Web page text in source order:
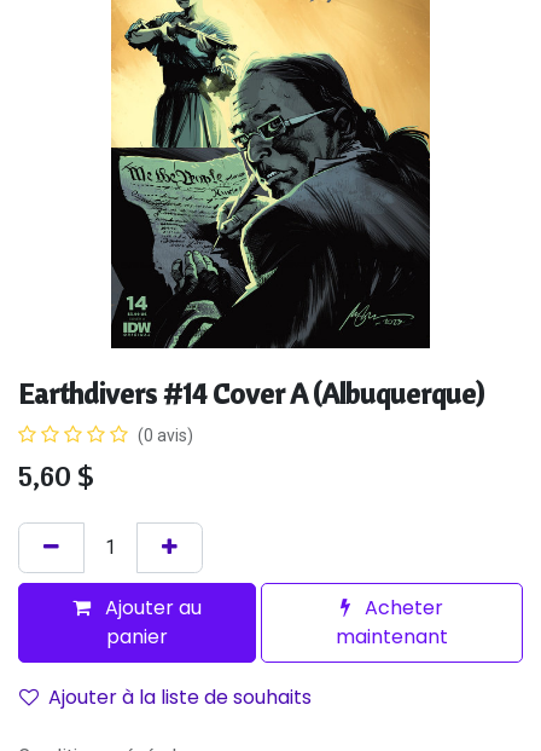
Earthdivers #14 Cover A (Albuquerque)
(0 avis)
5,60 $
Ajouter au
panier
Acheter
maintenant
Ajouter à la liste de souhaits